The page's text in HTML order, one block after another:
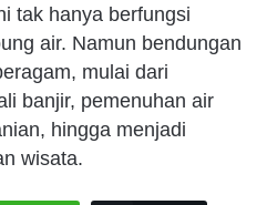
tak hanya berfungsi
air. Namun bendungan
mulai dari
banjir, pemenuhan air
hingga menjadi
wisata.